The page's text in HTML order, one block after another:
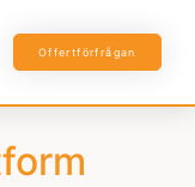
Offertförfrågan